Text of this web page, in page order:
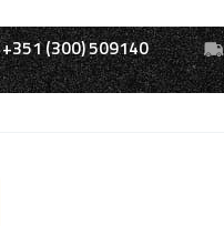
+351 (300) 509140